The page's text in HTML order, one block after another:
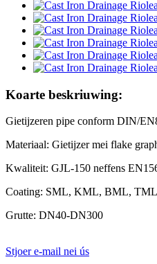
Koarte beskriuwing:
Gietijzeren pipe conform DIN/
Materiaal: Gietijzer mei flake
Kwaliteit: GJL-150 neffens
Coating: SML, KML, BML, TML
Grutte: DN40-DN300
Stjoer e-mail nei ús